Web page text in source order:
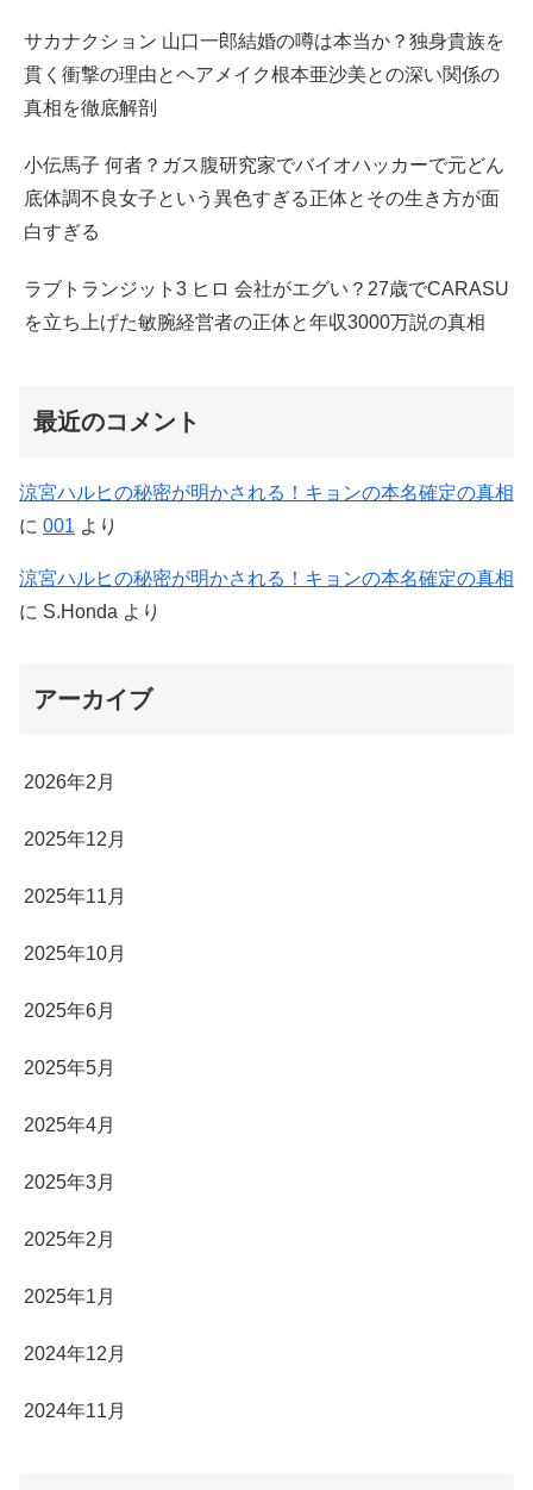
サカナクション 山口一郎結婚の噂は本当か？独身貴族を
貫く衝撃の理由とヘアメイク根本亜沙美との深い関係の
真相を徹底解剖
小伝馬子 何者？ガス腹研究家でバイオハッカーで元どん
底体調不良女子という異色すぎる正体とその生き方が面
白すぎる
ラブトランジット3 ヒロ 会社がエグい？27歳でCARASU
を立ち上げた敏腕経営者の正体と年収3000万説の真相
最近のコメント
涼宮ハルヒの秘密が明かされる！キョンの本名確定の真相
に 001 より
涼宮ハルヒの秘密が明かされる！キョンの本名確定の真相
に S.Honda より
アーカイブ
2026年2月
2025年12月
2025年11月
2025年10月
2025年6月
2025年5月
2025年4月
2025年3月
2025年2月
2025年1月
2024年12月
2024年11月